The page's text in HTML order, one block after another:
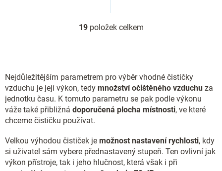
O
a
c
í
p
r
y
v
ý
19položek celkem
Nejdůležitějším parametrem pro výběr vhodné čističky
vzduchu je její výkon, tedy množství očištěného vzduchu za
jednotku času. K tomuto parametru se pak podle výkonu
váže také přibližná doporučená plocha místnosti, ve které
chceme čističku používat.
Velkou výhodou čističek je možnost nastavení rychlosti, kdy
si uživatel sám vybere přednastavený stupeň. Ten ovlivní jak
výkon přístroje, tak i jeho hlučnost, která však i při